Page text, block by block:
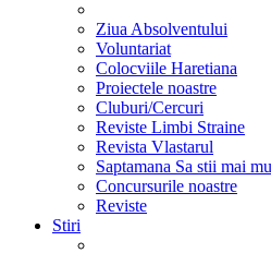
Ziua Absolventului
Voluntariat
Colocviile Haretiana
Proiectele noastre
Cluburi/Cercuri
Reviste Limbi Straine
Revista Vlastarul
Saptamana Sa stii mai
Concursurile noastre
Reviste
Stiri